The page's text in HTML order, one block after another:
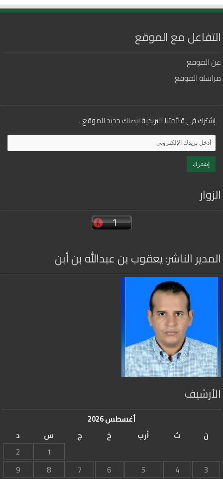
التفاعل مع الموقع
عن الموقع
مراسلة الموقع
إشترك في قائمتنا البريدية ليصلك جديد الموقع .
الزوار
المدير الناشر: يعقوب بن عبدالله بن أبن
الأرشيف
أغسطس 2026
ن
ث أرب خ ج س
د
1
2
3
4
5
6
7
8
9